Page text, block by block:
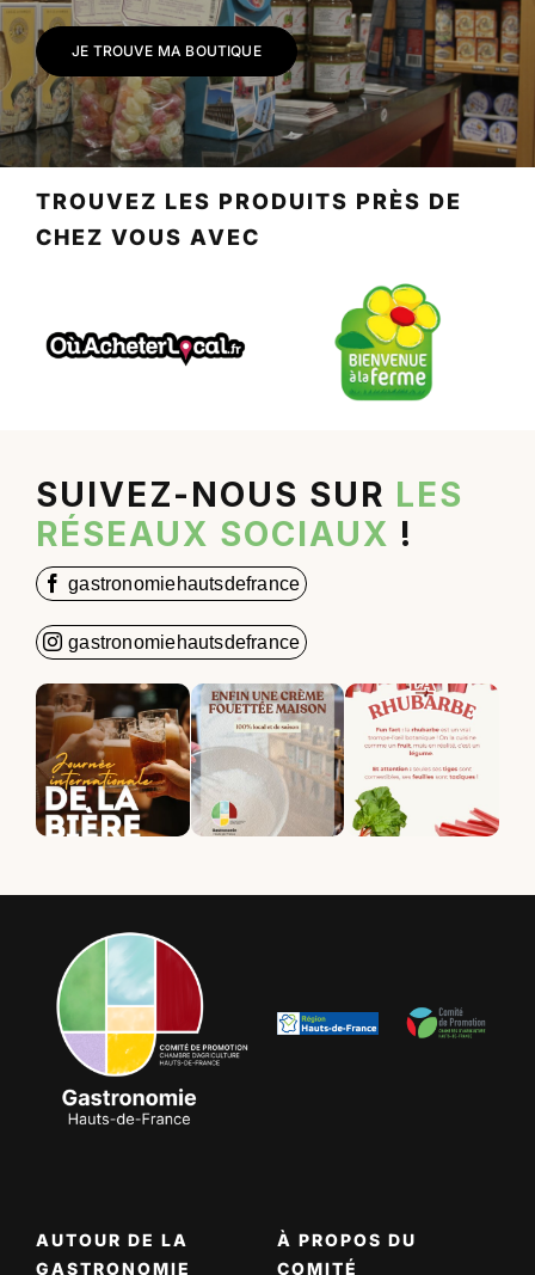
JE TROUVE MA BOUTIQUE
TROUVEZ LES PRODUITS PRÈS DE
CHEZ VOUS AVEC
SUIVEZ-NOUS SUR LES
RÉSEAUX SOCIAUX !
AUTOUR DE LA
GASTRONOMIE
À PROPOS DU
COMITÉ